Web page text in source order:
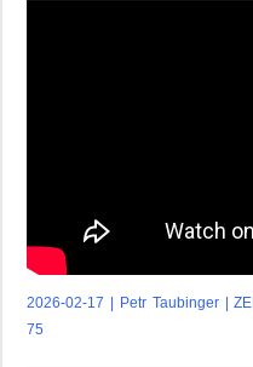
2026-02-17 | Petr Taubinger |
75